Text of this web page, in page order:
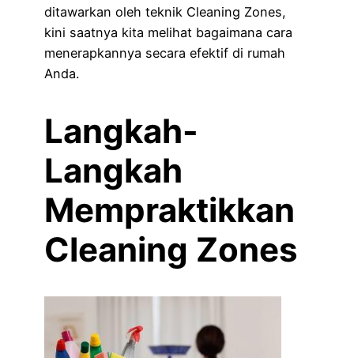
ditawarkan oleh teknik Cleaning Zones,
kini saatnya kita melihat bagaimana cara
menerapkannya secara efektif di rumah
Anda.
Langkah-
Langkah
Mempraktikkan
Cleaning Zones